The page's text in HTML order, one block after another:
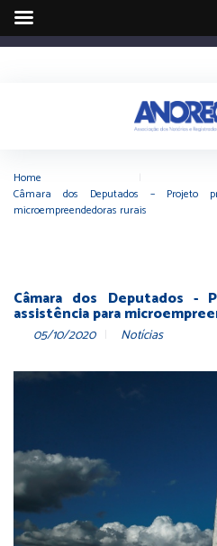
Home
Câmara dos Deputados – Projeto
microempreendedoras rurais
Câmara dos Deputados
assistência para
05/10/2020 Notícias